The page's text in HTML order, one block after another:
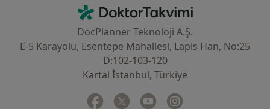
DoktorTakvimi - Ana Sayfa
DocPlanner Teknoloji A.Ş.
E-5 Karayolu, Esentepe Mahallesi, Lapis Han, No:25
D:102-103-120
Kartal İstanbul, Türkiye
Facebook
yeni bir sekmede açılır
Twitter
yeni bir sekmede açılır
Youtube
yeni bir sekmede açılır